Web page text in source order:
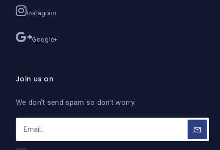
Instagram
Google+
Join us on
We don’t send spam so don’t worry.